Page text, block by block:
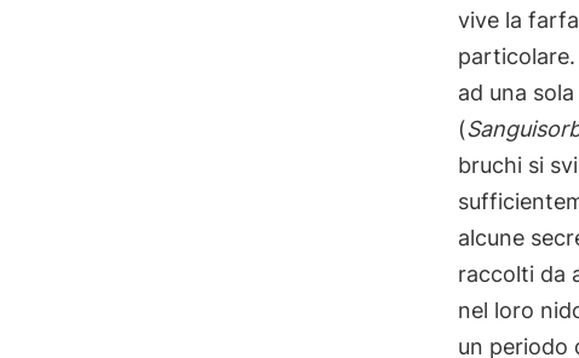
vive la
ad una sola
(
bruchi si
alcune
raccolti da
nel loro
un periodo